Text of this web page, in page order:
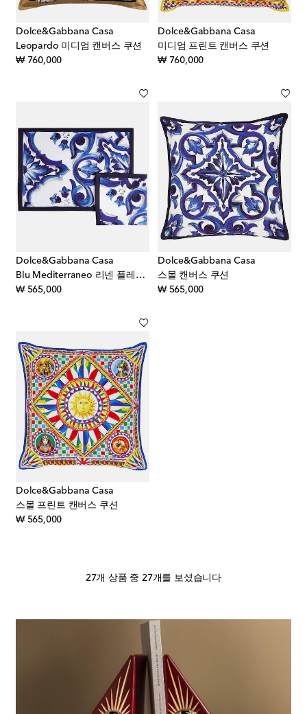
Dolce&Gabbana Casa
Leopardo 미디엄 캔버스 쿠션
₩ 760,000original price
Dolce&Gabbana Casa
미디엄 프린트 캔버스 쿠션
₩ 760,000original price
Dolce&Gabbana Casa
Blu Mediterraneo 리넨 플레이스매트 & 냅킨 세트
₩ 565,000original price
Dolce&Gabbana Casa
스몰 캔버스 쿠션
₩ 565,000original price
Dolce&Gabbana Casa
스몰 프린트 캔버스 쿠션
₩ 565,000original price
27개 상품 중 27개를 보셨습니다